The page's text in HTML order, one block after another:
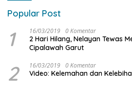
Popular Post
1 16/03/2019 0 Komentar
2 Hari Hilang, Nelayan Tewas
Cipalawah Garut
2 16/03/2019 0 Komentar
Video: Kelemahan dan